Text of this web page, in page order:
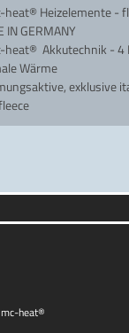
Heizelemente -
IN GERMANY
heat® Akkutechnik - 4
Wärme
exklusive
heat®